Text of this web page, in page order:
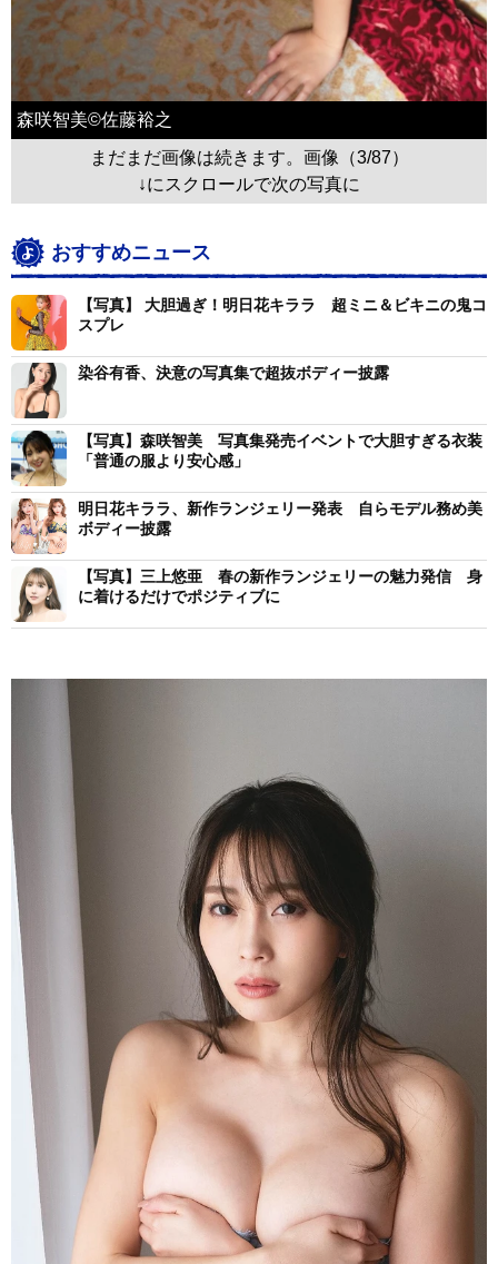
森咲智美©佐藤裕之
まだまだ画像は続きます。画像（3/87）
↓にスクロールで次の写真に
おすすめニュース
【写真】 大胆過ぎ！明日花キララ 超ミニ＆ビキニの鬼コ
スプレ
染谷有香、決意の写真集で超抜ボディー披露
【写真】森咲智美 写真集発売イベントで大胆すぎる衣装
「普通の服より安心感」
明日花キララ、新作ランジェリー発表 自らモデル務め美
ボディー披露
【写真】三上悠亜 春の新作ランジェリーの魅力発信 身
に着けるだけでポジティブに